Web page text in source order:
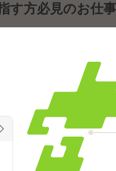
す方必見のお仕事
ターの方や通信制の学生の方、
Wワークでガッツリ稼いでいる